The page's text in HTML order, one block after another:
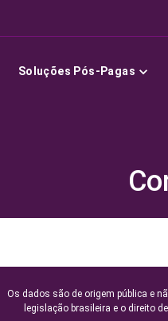
Soluções Pós-Pagas
Os dados são de origem pública e
legislação brasileira e o direito